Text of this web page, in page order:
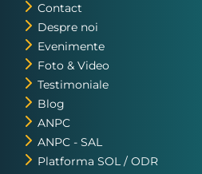
Contact
Despre noi
Evenimente
Foto & Video
Testimoniale
Blog
ANPC
ANPC - SAL
Platforma SOL / ODR